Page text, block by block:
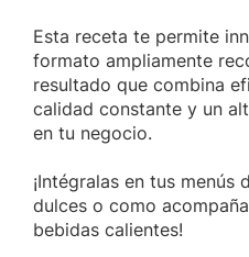
Esta receta te permite
formato ampliamente
resultado que combina
calidad constante y un
en tu negocio.
¡Intégralas en tus menús
dulces o como
bebidas calientes!